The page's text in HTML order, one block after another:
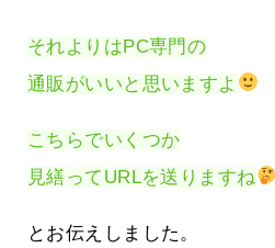
それよりはPC専門の
通販がいいと思いますよ
こちらでいくつか
見繕ってURLを送りますね
とお伝えしました。